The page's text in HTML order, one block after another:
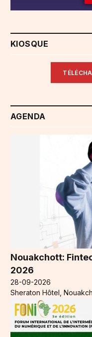
KIOSQUE
AGENDA
Nouakchott:
2026
28-09-2026
Sheraton Hôtel,